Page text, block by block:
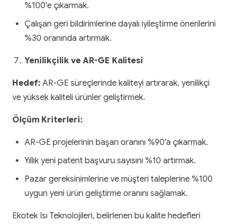
%100'e çıkarmak.
Çalışan geri bildirimlerine dayalı iyileştirme önerilerini
%30 oranında artırmak.
Yenilikçilik ve AR-GE Kalitesi
Hedef: AR-GE süreçlerinde kaliteyi artırarak, yenilikçi
ve yüksek kaliteli ürünler geliştirmek.
Ölçüm Kriterleri:
AR-GE projelerinin başarı oranını %90’a çıkarmak.
Yıllık yeni patent başvuru sayısını %10 artırmak.
Pazar gereksinimlerine ve müşteri taleplerine %100
uygun yeni ürün geliştirme oranını sağlamak.
Ekotek Isı Teknolojileri, belirlenen bu kalite hedefleri